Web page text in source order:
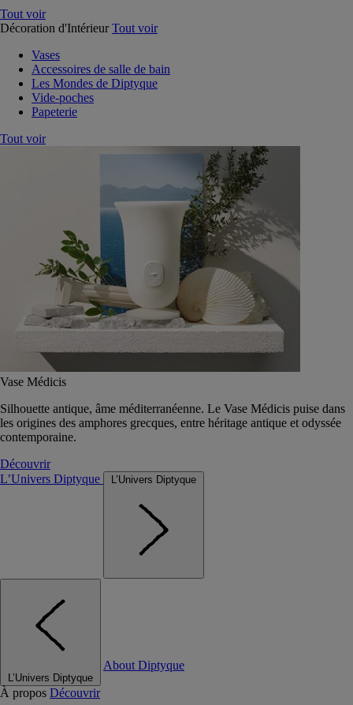
Tout voir
Décoration d'Intérieur Tout voir
Vases
Accessoires de salle de bain
Les Mondes de Diptyque
Vide-poches
Papeterie
Tout voir
Vase Médicis
Silhouette antique, âme méditerranéenne. Le Vase Médicis puise dans
les origines des amphores grecques, entre héritage antique et odyssée
contemporaine.
Découvrir
L’Univers Diptyque
L’Univers Diptyque
L’Univers Diptyque
About Diptyque
À propos Découvrir